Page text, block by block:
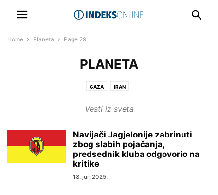
Home Planeta Page 29
PLANETA
GAZA IRAN
Vesti iz sveta
Navijači Jagjelonije zabrinuti
zbog slabih pojačanja,
predsednik kluba odgovorio na
kritike
18. jun 2025.